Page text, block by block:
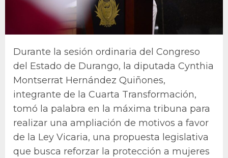
Durante la sesión ordinaria del Congreso
del Estado de Durango, la diputada Cynthia
Montserrat Hernández Quiñones,
integrante de la Cuarta Transformación,
tomó la palabra en la máxima tribuna para
realizar una ampliación de motivos a favor
de la Ley Vicaria, una propuesta legislativa
que busca reforzar la protección a mujeres